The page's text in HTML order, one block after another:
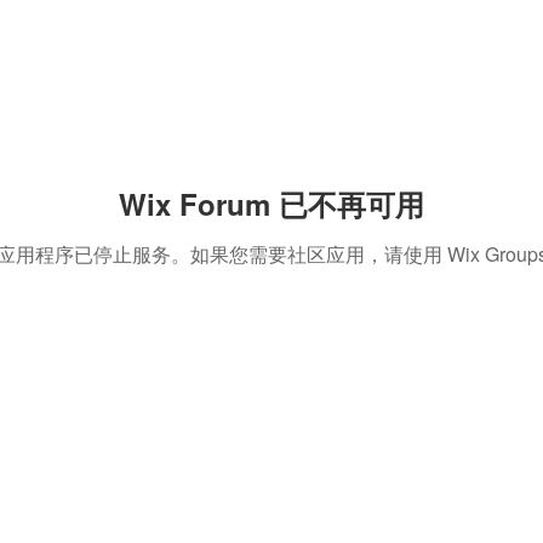
Wix Forum 已不再可用
用程序已停止服务。如果您需要社区应用，请使用 Wix